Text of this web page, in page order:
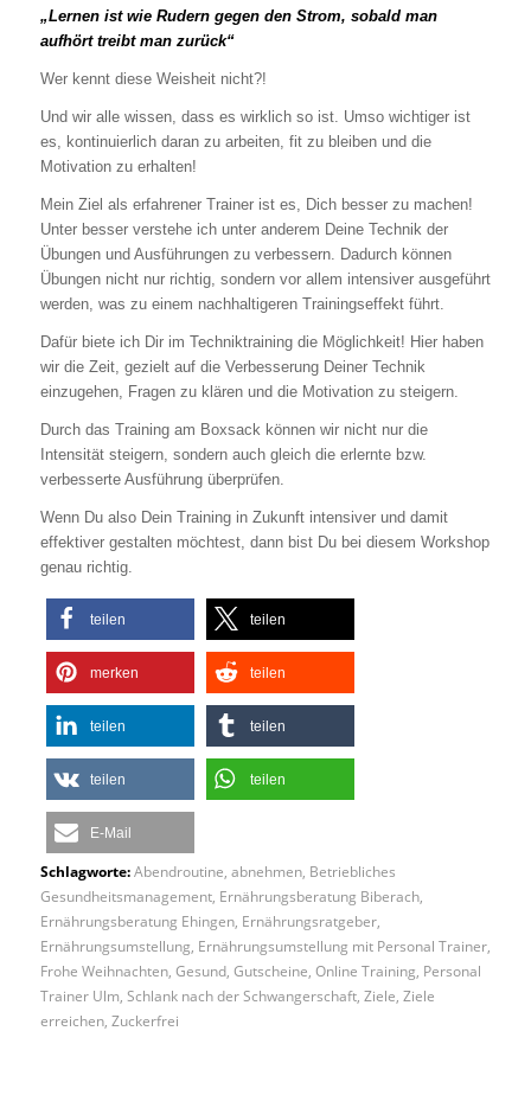
„Lernen ist wie Rudern gegen den Strom, sobald man
aufhört treibt man zurück“
Wer kennt diese Weisheit nicht?!
Und wir alle wissen, dass es wirklich so ist. Umso wichtiger ist
es, kontinuierlich daran zu arbeiten, fit zu bleiben und die
Motivation zu erhalten!
Mein Ziel als erfahrener Trainer ist es, Dich besser zu machen!
Unter besser verstehe ich unter anderem Deine Technik der
Übungen und Ausführungen zu verbessern. Dadurch können
Übungen nicht nur richtig, sondern vor allem intensiver ausgeführt
werden, was zu einem nachhaltigeren Trainingseffekt führt.
Dafür biete ich Dir im Techniktraining die Möglichkeit! Hier haben
wir die Zeit, gezielt auf die Verbesserung Deiner Technik
einzugehen, Fragen zu klären und die Motivation zu steigern.
Durch das Training am Boxsack können wir nicht nur die
Intensität steigern, sondern auch gleich die erlernte bzw.
verbesserte Ausführung überprüfen.
Wenn Du also Dein Training in Zukunft intensiver und damit
effektiver gestalten möchtest, dann bist Du bei diesem Workshop
genau richtig.
teilen teilen
merken teilen
teilen teilen
teilen teilen
E-Mail
Schlagworte: Abendroutine abnehmen, Betriebliches
Gesundheitsmanagement, Ernährungsberatung Biberach,
Ernährungsberatung Ehingen, Ernährungsratgeber,
Ernährungsumstellung Ernährungsumstellung mit Personal Trainer,
Frohe Weihnachten, Gesund, Gutscheine Online Training Personal
Trainer Ulm Schlank nach der Schwangerschaft, Ziele Ziele
erreichen, Zuckerfrei